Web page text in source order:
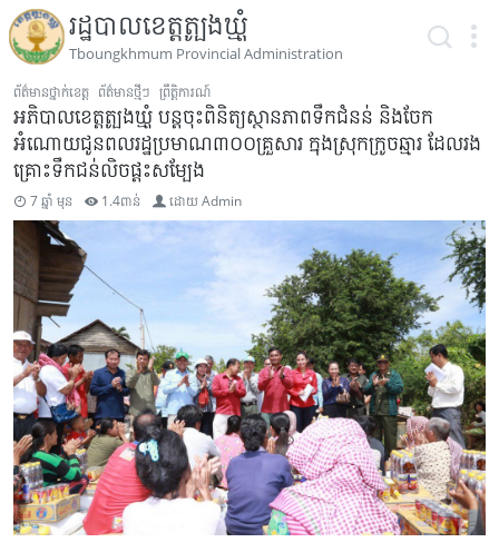
រដ្ឋបាលខេត្តត្បូងឃ្មុំ
Tboungkhmum Provincial Administration
ព័ត៌មានថ្នាក់ខេត្ត ព័ត៌មានថ្មីៗ ព្រឹត្តិការណ៍
អភិបាលខេត្តត្បូងឃ្មុំ បន្តចុះពិនិត្យស្ថានភាពទឹកជំនន់ និងចែក
អំណោយជូនពលរដ្ឋប្រមាណ៣០០គ្រួសារ ក្នុងស្រុកក្រូចឆ្មារ ដែលរង
គ្រោះទឹកជន់លិចផ្តះសម្បែង
7 ឆ្នាំ មុន 1.4ពាន់ ដោយAdmin